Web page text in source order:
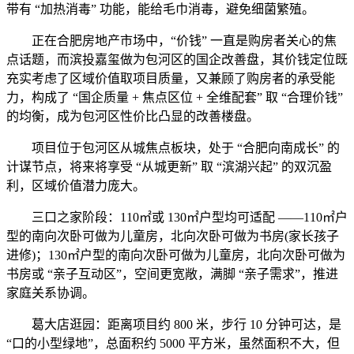
带有 “加热消毒” 功能，能给毛巾消毒，避免细菌繁殖。
正在合肥房地产市场中，“价钱” 一直是购房者关心的焦
点话题，而滨投嘉玺做为包河区的国企改善盘，其价钱定位既
充实考虑了区域价值取项目质量，又兼顾了购房者的承受能
力，构成了 “国企质量 + 焦点区位 + 全维配套” 取 “合理价钱”
的均衡，成为包河区性价比凸显的改善楼盘。
项目位于包河区从城焦点板块，处于 “合肥向南成长” 的
计谋节点，将来将享受 “从城更新” 取 “滨湖兴起” 的双沉盈
利，区域价值潜力庞大。
三口之家阶段：110㎡或 130㎡户型均可适配 ——110㎡户
型的南向次卧可做为儿童房，北向次卧可做为书房(家长孩子
进修)；130㎡户型的南向次卧可做为儿童房，北向次卧可做为
书房或 “亲子互动区”，空间更宽敞，满脚 “亲子需求”，推进
家庭关系协调。
葛大店逛园：距离项目约 800 米，步行 10 分钟可达，是
“口的小型绿地”，总面积约 5000 平方米，虽然面积不大，但